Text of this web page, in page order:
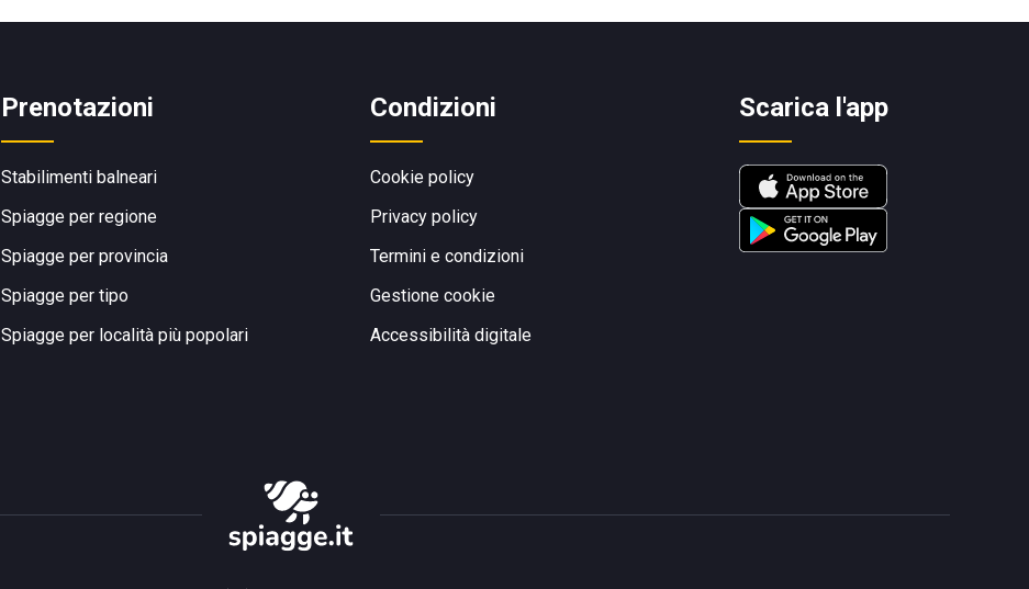
Prenotazioni
Stabilimenti balneari
Spiagge per regione
Spiagge per provincia
Spiagge per tipo
Spiagge per località più popolari
Condizioni
Cookie policy
Privacy policy
Termini e condizioni
Gestione cookie
Accessibilità digitale
Scarica l'app